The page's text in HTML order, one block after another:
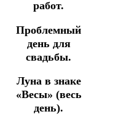
работ.
Проблемный
день для
свадьбы.
Луна в знаке
«Весы» (весь
день).